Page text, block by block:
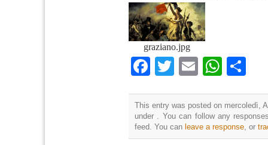
graziano.jpg
Facebook
TwitterEmail
This entry was posted on mercoledì,
under . You can follow any
feed. You can leave a response, or